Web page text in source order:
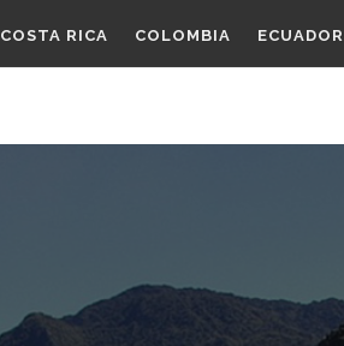
COSTA RICA COLOMBIA ECUADOR